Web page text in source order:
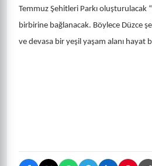
Temmuz Şehitleri Parkı oluşturulacak
birbirine bağlanacak. Böylece Düzce
ve devasa bir yeşil yaşam alanı hayat